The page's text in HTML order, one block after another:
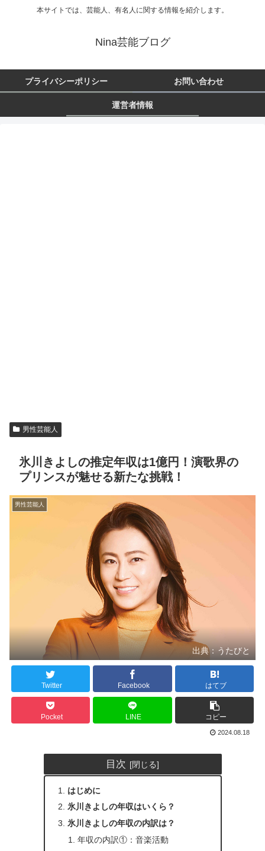
本サイトでは、芸能人、有名人に関する情報を紹介します。
Nina芸能ブログ
プライバシーポリシー お問い合わせ
運営者情報
男性芸能人
氷川きよしの推定年収は1億円！演歌界の
プリンスが魅せる新たな挑戦！
男性芸能人
出典：うたびと
Twitter Facebook はてブ
Pocket LINE コピー
2024.08.18
目次
はじめに
氷川きよしの年収はいくら？
氷川きよしの年収の内訳は？
年収の内訳①：音楽活動